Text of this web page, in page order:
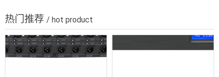
热门推荐 / hot product